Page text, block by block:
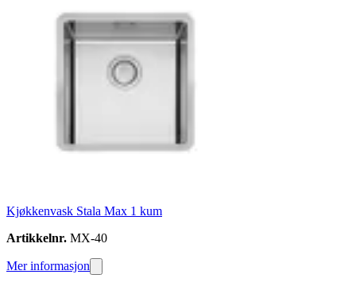
Kjøkkenvask Stala Max 1 kum
Artikkelnr. MX-40
Mer informasjon